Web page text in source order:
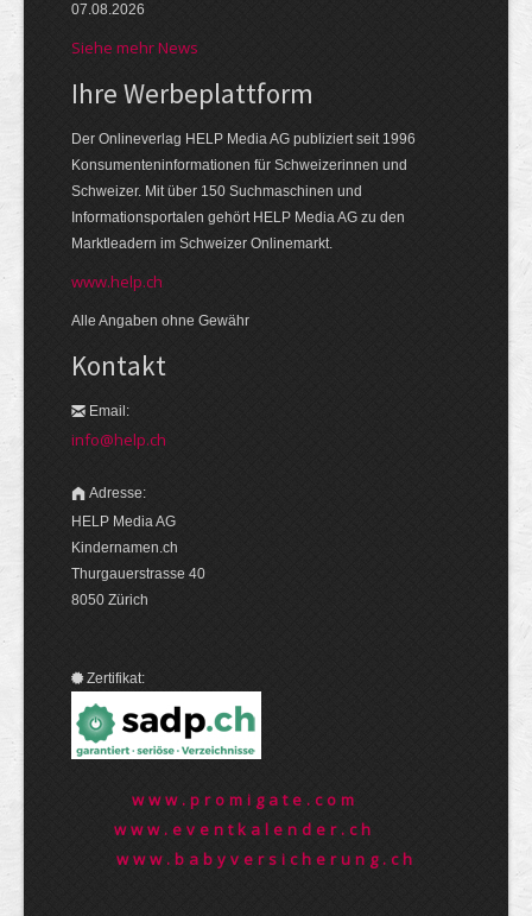
07.08.2026
Siehe mehr News
Ihre Werbeplattform
Der Onlineverlag HELP Media AG publiziert seit 1996
Konsumenteninformationen für Schweizerinnen und
Schweizer. Mit über 150 Suchmaschinen und
Informationsportalen gehört HELP Media AG zu den
Marktleadern im Schweizer Onlinemarkt.
www.help.ch
Alle Angaben ohne Gewähr
Kontakt
Email:
info@help.ch
Adresse:
HELP Media AG
Kindernamen.ch
Thurgauerstrasse 40
8050 Zürich
Zertifikat:
www.promigate.com
www.eventkalender.ch
www.babyversicherung.ch